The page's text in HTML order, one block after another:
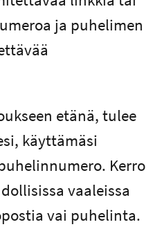
ja puhelimen
etänä, tulee
käyttämäsi
Kerro
vaaleissa
vai puhelinta.